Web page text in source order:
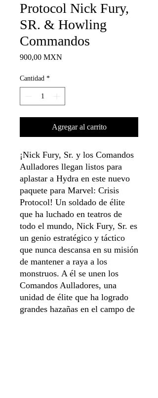
Protocol Nick Fury,
SR. & Howling
Commandos
900,00 MXN
Cantidad *
Agregar al carrito
¡Nick Fury, Sr. y los Comandos
Aulladores llegan listos para
aplastar a Hydra en este nuevo
paquete para Marvel: Crisis
Protocol! Un soldado de élite
que ha luchado en teatros de
todo el mundo, Nick Fury, Sr. es
un genio estratégico y táctico
que nunca descansa en su misión
de mantener a raya a los
monstruos. A él se unen los
Comandos Aulladores, una
unidad de élite que ha logrado
grandes hazañas en el campo de